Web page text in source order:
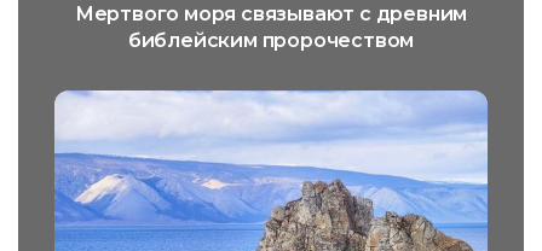
Мертвого моря связывают с древним
библейским пророчеством